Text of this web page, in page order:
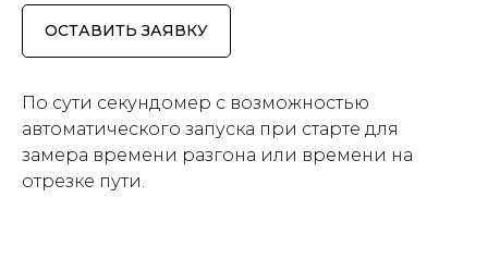
ОСТАВИТЬ ЗАЯВКУ
По сути секундомер с возможностью
автоматического запуска при старте для
замера времени разгона или времени на
отрезке пути.